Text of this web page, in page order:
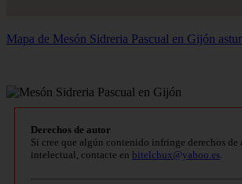
Mapa de Mesón Sidreria Pascual en Gijón
Derechos de autor
Si cree que algún contenido infringe derechos de
intelectual, contacte en bitelchux@yahoo.es